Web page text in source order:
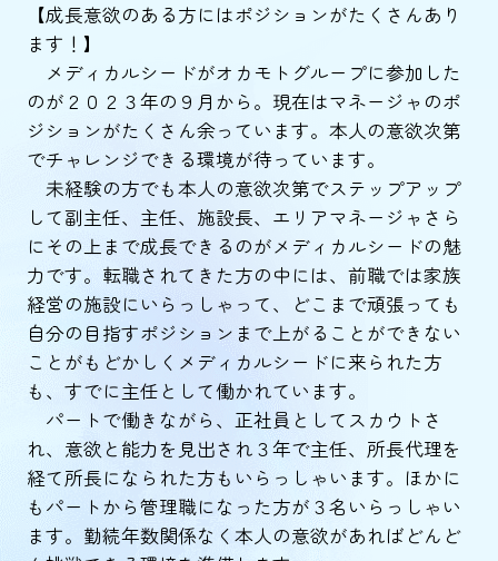
【成長意欲のある方にはポジションがたくさんあり
ます！】
メディカルシードがオカモトグループに参加した
のが２０２３年の９月から。現在はマネージャのポ
ジションがたくさん余っています。本人の意欲次第
でチャレンジできる環境が待っています。
未経験の方でも本人の意欲次第でステップアップ
して副主任、主任、施設長、エリアマネージャさら
にその上まで成長できるのがメディカルシードの魅
力です。転職されてきた方の中には、前職では家族
経営の施設にいらっしゃって、どこまで頑張っても
自分の目指すポジションまで上がることができない
ことがもどかしくメディカルシードに来られた方
も、すでに主任として働かれています。
パートで働きながら、正社員としてスカウトさ
れ、意欲と能力を見出され３年で主任、所長代理を
経て所長になられた方もいらっしゃいます。ほかに
もパートから管理職になった方が３名いらっしゃい
ます。勤続年数関係なく本人の意欲があればどんど